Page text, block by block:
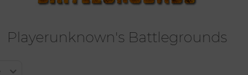
Playerunknown's Battlegrounds